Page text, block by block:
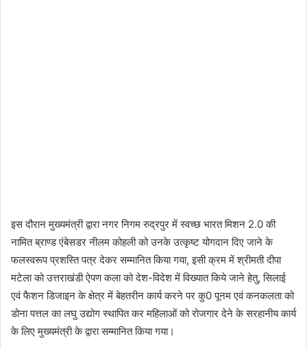
इस दौरान मुख्यमंत्री द्वारा नगर निगम रुद्रपुर में स्वच्छ भारत मिशन 2.0 की
नामित ब्राण्ड एंबेसडर नीलम कोहली को उनके उत्कृष्ट योगदान दिए जाने के
फलस्वरूप प्रशस्ति पत्र देकर सम्मानित किया गया, इसी क्रम में श्रीमती दीपा
मटेला को उत्तराखंडी ऐपण कला को देश-विदेश में विख्यात किये जाने हेतु, सिलाई
एवं फैशन डिजाइन के क्षेत्र में बेहतरीन कार्य करने पर कु0 पूनम एवं कनकलता को
डोना पत्तल का लघु उद्योग स्थापित कर महिलाओं को रोजगार देने के सरहानीय कार्य
के लिए मुख्यमंत्री के द्वारा सम्मानित किया गया।